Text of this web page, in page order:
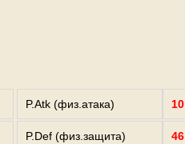
P.Atk (физ.атака) 10
P.Def (физ.защита) 46